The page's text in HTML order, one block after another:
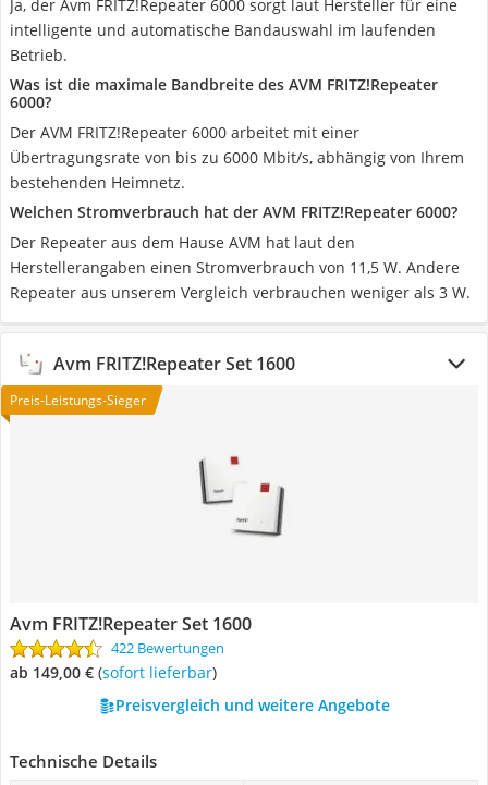
Ja, der Avm FRITZ!Repeater 6000 sorgt laut Hersteller für eine
intelligente und automatische Bandauswahl im laufenden
Betrieb.
Was ist die maximale Bandbreite des AVM FRITZ!Repeater
6000?
Der AVM FRITZ!Repeater 6000 arbeitet mit einer
Übertragungsrate von bis zu 6000 Mbit/s, abhängig von Ihrem
bestehenden Heimnetz.
Welchen Stromverbrauch hat der AVM FRITZ!Repeater 6000?
Der Repeater aus dem Hause AVM hat laut den
Herstellerangaben einen Stromverbrauch von 11,5 W. Andere
Repeater aus unserem Vergleich verbrauchen weniger als 3 W.
Avm FRITZ!Repeater Set 1600
Preis-Leistungs-Sieger
Avm FRITZ!Repeater Set 1600
422 Bewertungen
ab 149,00 € ( Sofort lieferbar)
Preisvergleich und weitere Angebote
Technische Details